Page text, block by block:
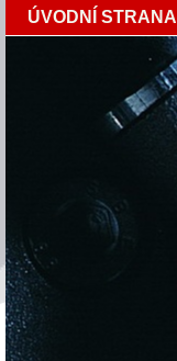
ÚVODNÍ STRANA